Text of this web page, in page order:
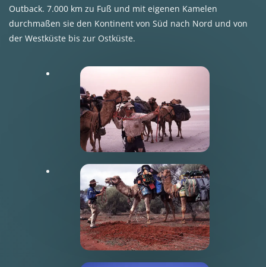
Outback. 7.000 km zu Fuß und mit eigenen Kamelen
durchmaßen sie den Kontinent von Süd nach Nord und von
der Westküste bis zur Ostküste.